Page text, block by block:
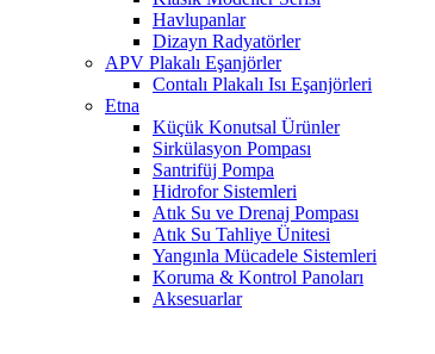
Havlupanlar
Dizayn Radyatörler
APV Plakalı Eşanjörler
Contalı Plakalı Isı Eşanjörleri
Etna
Küçük Konutsal Ürünler
Sirkülasyon Pompası
Santrifüj Pompa
Hidrofor Sistemleri
Atık Su ve Drenaj Pompası
Atık Su Tahliye Ünitesi
Yangınla Mücadele Sistemleri
Koruma & Kontrol Panoları
Aksesuarlar